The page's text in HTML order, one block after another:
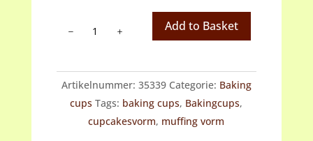
voetjes
aantal
Add to Basket
Artikelnummer: 35339 Categorie: Baking
cups Tags: baking cups, Bakingcups,
cupcakesvorm, muffing vorm